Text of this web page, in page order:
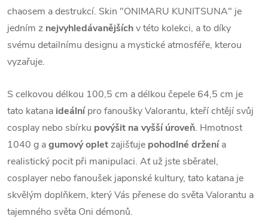
chaosem a destrukcí. Skin "ONIMARU KUNITSUNA" je
jedním z nejvyhledávanějšíchv této kolekci, a to díky
svému detailnímu designu a mystické atmosféře, kterou
vyzařuje.
S celkovou délkou 100,5 cm a délkou čepele 64,5 cm je
tato katana ideálnípro fanoušky Valorantu, kteří chtějí svůj
cosplay nebo sbírku povýšit na vyšší úroveň. Hmotnost
1040 g agumový opletzajišťuje pohodlné drženía
realistický pocit při manipulaci. Ať už jste sběratel,
cosplayer nebo fanoušek japonské kultury, tato katana je
skvělým doplňkem, který Vás přenese do světa Valorantu a
tajemného světa Oni démonů.